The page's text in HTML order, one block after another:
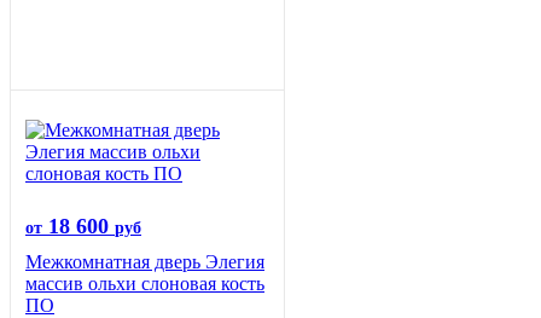
от 18 600 руб
Межкомнатная дверь Элегия
массив ольхи слоновая кость
ПО